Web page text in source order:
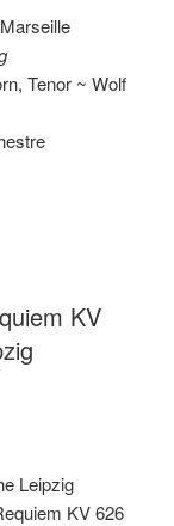
Tenor ~ Wolf
KV
Leipzig
KV 626